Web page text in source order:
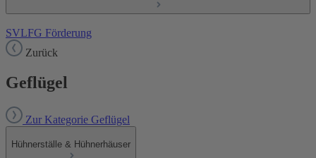
SVLFG Förderung
Zurück
Geflügel
Zur Kategorie Geflügel
Hühnerställe & Hühnerhäuser